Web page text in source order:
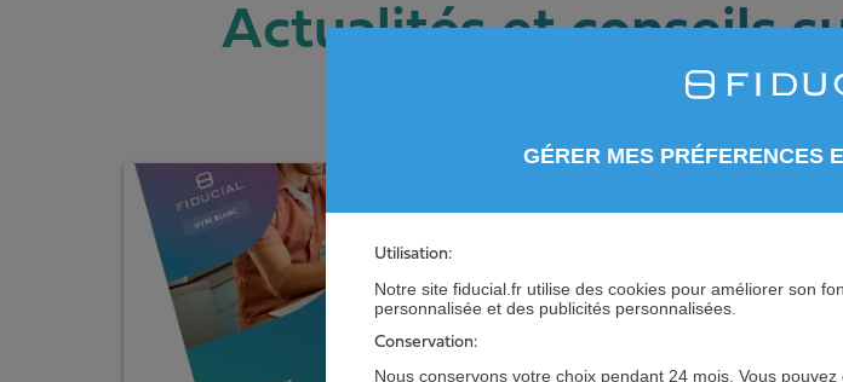
Actualités et conseils
GÉRER MES PRÉFERENCES
Utilisation:
Notre site fiducial.fr utilise des cookies pour améliorer son
personnalisée et des publicités personnalisées.
Conservation:
Nous conservons votre choix pendant 24 mois. Vous